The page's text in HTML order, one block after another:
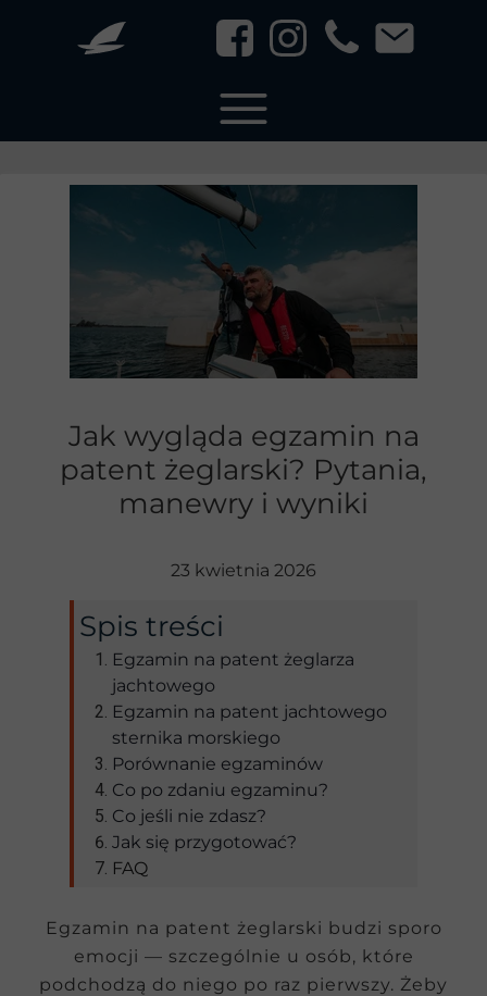
Egzamin na patent żeglarski budzi sporo
emocji — szczególnie u osób, które
podchodzą do niego po raz pierwszy. Żeby
23 kwietnia 2026
Spis treści
Egzamin na patent żeglarza
jachtowego
Egzamin na patent jachtowego
sternika morskiego
Porównanie egzaminów
Co po zdaniu egzaminu?
Co jeśli nie zdasz?
Jak się przygotować?
FAQ
Jak wygląda egzamin na
patent żeglarski? Pytania,
manewry i wyniki